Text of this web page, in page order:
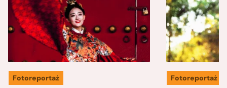
Fotoreportaż Fotoreportaż